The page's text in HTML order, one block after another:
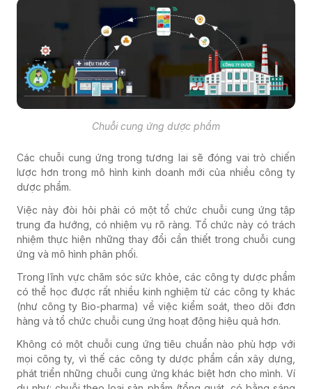
Chuỗi cung ứng dược phẩm
Các chuỗi cung ứng trong tương lai sẽ đóng vai trò chiến
lược hơn trong mô hình kinh doanh mới của nhiều công ty
dược phẩm.
Việc này đòi hỏi phải có một tổ chức chuỗi cung ứng tập
trung đa hướng, có nhiệm vụ rõ ràng. Tổ chức này có trách
nhiệm thực hiện những thay đổi cần thiết trong chuỗi cung
ứng và mô hình phân phối.
Trong lĩnh vực chăm sóc sức khỏe, các công ty dược phẩm
có thể học được rất nhiều kinh nghiệm từ các công ty khác
(như công ty Bio-pharma) về việc kiểm soát, theo dõi đơn
hàng và tổ chức chuỗi cung ứng hoạt động hiệu quả hơn.
Không có một chuỗi cung ứng tiêu chuẩn nào phù hợp với
mọi công ty, vì thế các công ty dược phẩm cần xây dựng,
phát triển những chuỗi cung ứng khác biệt hơn cho mình. Ví